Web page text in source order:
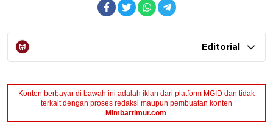
Editorial
Konten berbayar di bawah ini adalah iklan dari platform MGID dan tidak
terkait dengan proses redaksi maupun pembuatan konten
Mimbartimur.com